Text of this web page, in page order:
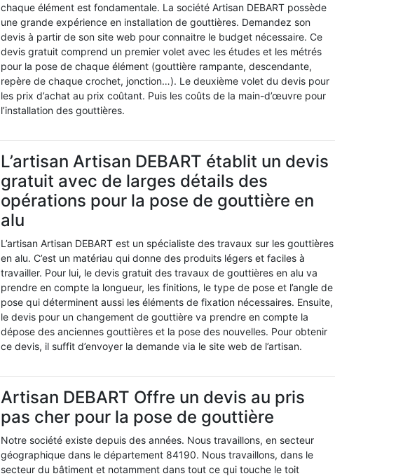
chaque élément est fondamentale. La société Artisan DEBART possède
une grande expérience en installation de gouttières. Demandez son
devis à partir de son site web pour connaitre le budget nécessaire. Ce
devis gratuit comprend un premier volet avec les études et les métrés
pour la pose de chaque élément (gouttière rampante, descendante,
repère de chaque crochet, jonction…). Le deuxième volet du devis pour
les prix d’achat au prix coûtant. Puis les coûts de la main-d’œuvre pour
l’installation des gouttières.
L’artisan Artisan DEBART établit un devis
gratuit avec de larges détails des
opérations pour la pose de gouttière en
alu
L’artisan Artisan DEBART est un spécialiste des travaux sur les gouttières
en alu. C’est un matériau qui donne des produits légers et faciles à
travailler. Pour lui, le devis gratuit des travaux de gouttières en alu va
prendre en compte la longueur, les finitions, le type de pose et l’angle de
pose qui déterminent aussi les éléments de fixation nécessaires. Ensuite,
le devis pour un changement de gouttière va prendre en compte la
dépose des anciennes gouttières et la pose des nouvelles. Pour obtenir
ce devis, il suffit d’envoyer la demande via le site web de l’artisan.
Artisan DEBART Offre un devis au pris
pas cher pour la pose de gouttière
Notre société existe depuis des années. Nous travaillons, en secteur
géographique dans le département 84190. Nous travaillons, dans le
secteur du bâtiment et notamment dans tout ce qui touche le toit